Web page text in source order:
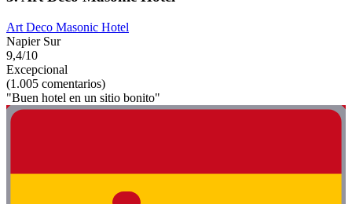
Art Deco Masonic Hotel
Napier Sur
9,4/10
Excepcional
(1.005 comentarios)
"Buen hotel en un sitio bonito"